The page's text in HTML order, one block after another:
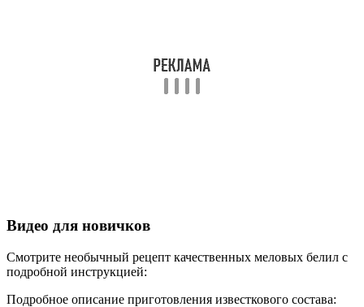
Видео для новичков
Смотрите необычный рецепт качественных меловых белил с
подробной инструкцией:
Подробное описание приготовления известкового состава: